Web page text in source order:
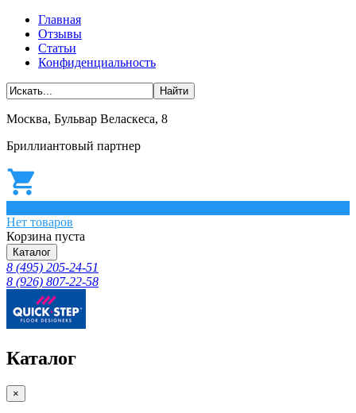
Главная
Отзывы
Статьи
Конфиденциальность
Москва, Бульвар Веласкеса, 8
Бриллиантовый партнер
Нет товаров
Корзина пуста
Каталог
8 (495) 205-24-51
8 (926) 807-22-58
Каталог
×